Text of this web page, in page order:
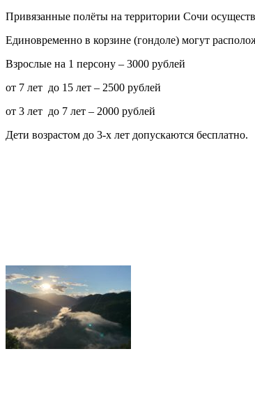
Привязанные полёты на территории Сочи
Единовременно в корзине (гондоле) могут
Взрослые на 1 персону – 3000 рублей
от 7 лет до 15 лет – 2500 рублей
от 3 лет до 7 лет – 2000 рублей
Дети возрастом до 3-х лет допускаются бесплатно.